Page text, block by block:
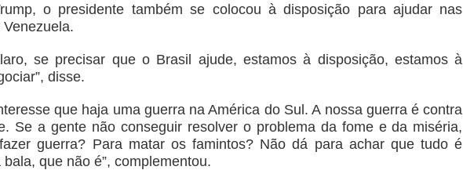
o presidente também se colocou à disposição para ajudar nas
se precisar que o Brasil ajude, estamos à disposição, estamos à
disse.
que haja uma guerra na América do Sul. A nossa guerra é contra
Se a gente não conseguir resolver o problema da fome e da miséria,
guerra? Para matar os famintos? Não dá para achar que tudo é
que não é”, complementou.